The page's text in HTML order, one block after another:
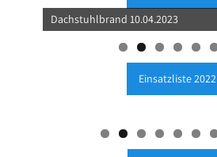
Dachstuhlbrand 10.04.2023
Einsatzliste 2022